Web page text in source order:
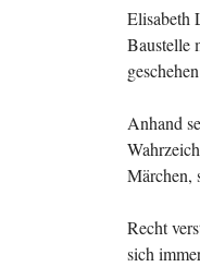
Elisabeth
Baustelle
Anhand
Märchen,
Recht
sich